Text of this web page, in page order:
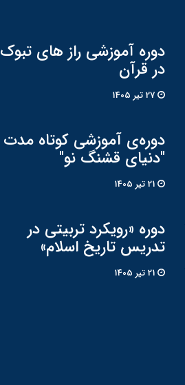
دوره آموزشی راز های تبوک
در قرآن
دوره‌ی آموزشی کوتاه مدت
"دنیای قشنگ نو"
دوره «رویکرد تربیتی در
تدریس تاریخ اسلام»